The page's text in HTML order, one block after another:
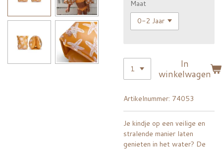
Maat
In
winkelwagen
Artikelnummer: 74053
Je kindje op een veilige en
stralende manier laten
genieten in het water? De